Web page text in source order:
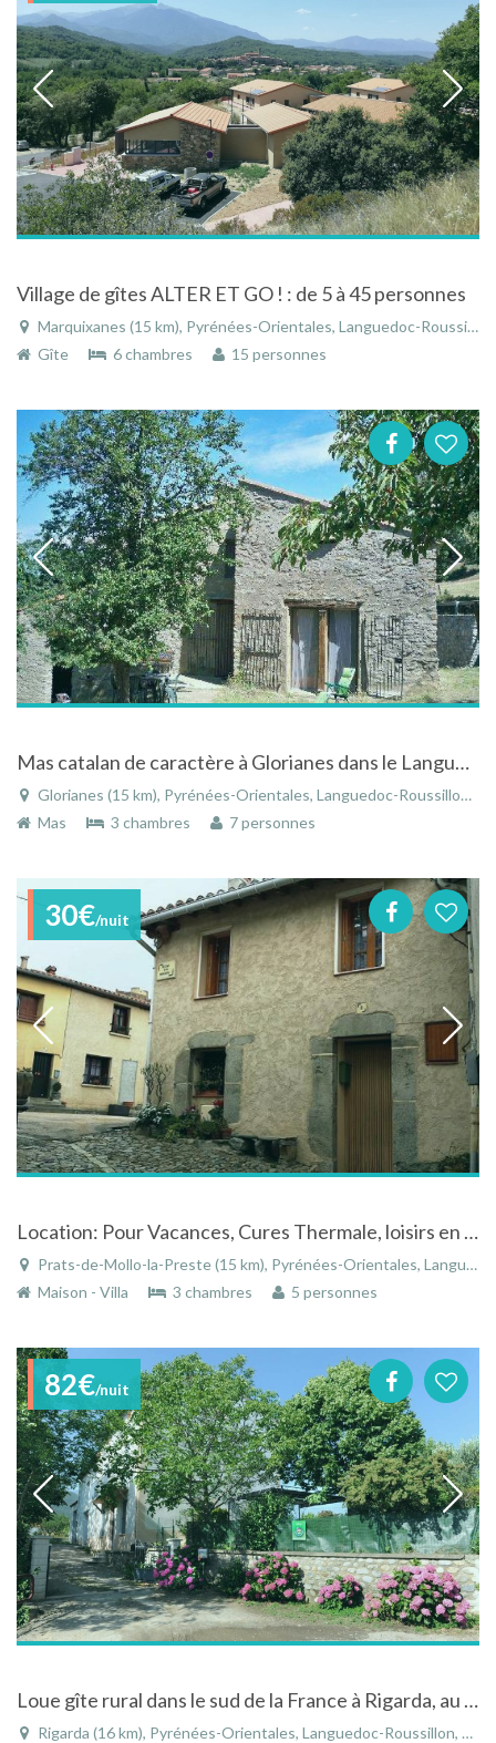
Village de gîtes ALTER ET GO ! : de 5 à 45 personnes
Marquixanes (15 km), Pyrénées-Orientales, Languedoc-Roussillon, Occitanie, France
Gîte
6 chambres 15 personnes
Mas catalan de caractère à Glorianes dans le Languedoc-Roussillon
Glorianes (15 km), Pyrénées-Orientales, Languedoc-Roussillon, Occitanie, France
Mas
3 chambres 7 personnes
30€/nuit
Location: Pour Vacances, Cures Thermale, loisirs en Montagne. Se Ressourcer dans une Maison en pierres à Prats de Mollo la Preste.
Prats-de-Mollo-la-Preste (15 km), Pyrénées-Orientales, Languedoc-Roussillon, Occitanie, France
Maison - Villa
3 chambres 5 personnes
82€/nuit
Loue gîte rural dans le sud de la France à Rigarda, au pied des Pyrénnées
Rigarda (16 km), Pyrénées-Orientales, Languedoc-Roussillon, Occitanie, France